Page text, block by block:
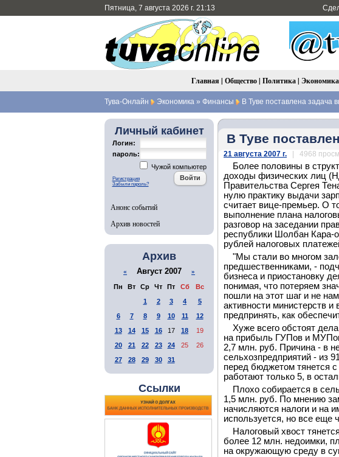
Пятница, 7 августа 2026 г. 21:13
Главная | Общество| Политика| Экономика
Тува-Онлайн Экономика » Финансы В Туве поставлена задача
Личный кабинет
Логин:
пароль:
Чужой компьютер
Регистрация
Забыли пароль?
Анонс событий
Архив новостей
Архив
« Август 2007 »
Пн Вт Ср Чт Пт Сб
Вс
1
2 3 4
5
6
7 8 9 10 11
12
13
14 15 16 17 18
19
20
21 22 23 24 25
26
27
28 29 30 31
Ссылки
В Туве
21 августа 2007 г. | 4968
Более половины в
доходы физических лиц
Правительства Сергея
нулю практику выдачи
считает вице-премьер. О
выполнение плана
разговор на заседании
республики Шолбан Кара-
рублей налоговых
"Мы стали во многом
предшественниками, -
бизнеса и приостановку
понимая, что потеряем
пошли на этот шаг и не
активности министерств
предпринять, как
Хуже всего обстоят
на прибыль ГУПов и
2,7 млн. руб. Причина - в
сельхозпредприятий - из
перед бюджетом тянется
работают только 5, в
Плохо собирается в
1,5 млн. руб. По мнению
начисляются налоги и на
используется, но все еще
Налоговый хвост
более 12 млн. недоимки,
на окружающую среду в